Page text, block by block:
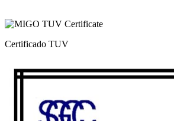
Certificado TUV